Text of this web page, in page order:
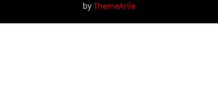
byThemeArile